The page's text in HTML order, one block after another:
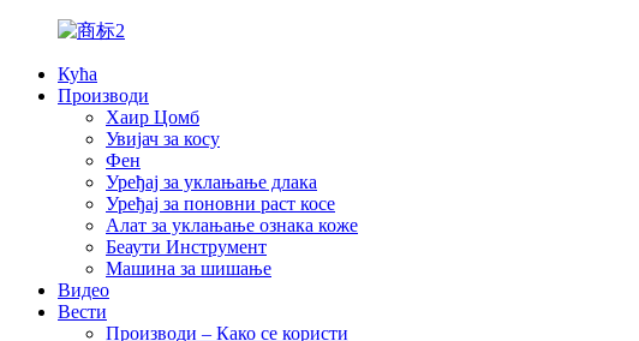
Кућа
Производи
Хаир Цомб
Увијач за косу
Фен
Уређај за уклањање длака
Уређај за поновни раст косе
Алат за уклањање ознака коже
Беаути Инструмент
Машина за шишање
Видео
Вести
Производи – Како се користи